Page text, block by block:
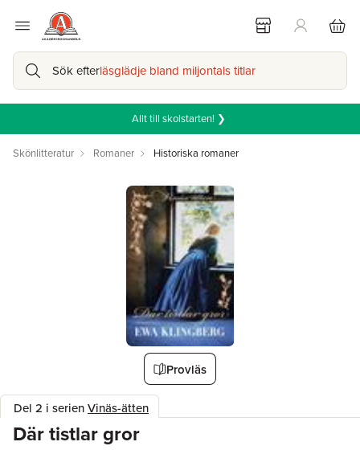
Sök efterläsglädje bland miljontals titlar
Allt till skolstarten! ❯
Skönlitteratur Romaner Historiska romaner
Provläs
Del 2 i serienVinäs-ätten
Där tistlar gror